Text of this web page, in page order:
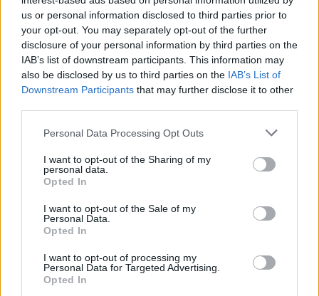
us or personal information disclosed to third parties prior to
your opt-out. You may separately opt-out of the further
disclosure of your personal information by third parties on the
IAB’s list of downstream participants. This information may
also be disclosed by us to third parties on the IAB’s List of
Downstream Participants that may further disclose it to other
Personal Data Processing Opt Outs
I want to opt-out of the Sharing of my
personal data.
Opted In
I want to opt-out of the Sale of my
Personal Data.
Opted In
I want to opt-out of processing my
Personal Data for Targeted Advertising.
Opted In